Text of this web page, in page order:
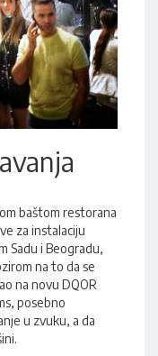
baštom restorana
za instalaciju
Sadu i Beogradu,
na to da se
na novu DQOR
posebno
u zvuku, a da